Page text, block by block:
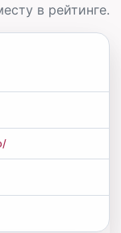
в рейтинге.